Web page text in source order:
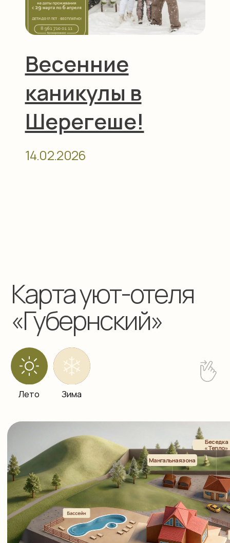
Гостиница «Губернская»,
Ресторан «Тепло», 1 этаж
СПА-комплекс,
0 этаж
Кемеровская область, Горнолыжный
курорт Шерегеш Гора Зеленая, ул.
Снежная, 27
Баня / Банный чан
8-923-470-7000
Ресторан «Тепло»
8-960-935-2828
101Hotels.com
ИНН 4217147207
Уют-отель «Губернский» входит в состав
группы компаний «ЛФ Холдинг»
Официальный сайт ООО «Губерния»